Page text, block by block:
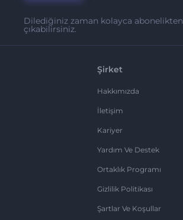
Dilediğiniz zaman kolayca abonelikten
çıkabilirsiniz.
Şirket
Hakkımızda
İletişim
Kariyer
Yardım Ve Destek
Ortaklık Programı
Gizlilik Politikası
Şartlar Ve Koşullar